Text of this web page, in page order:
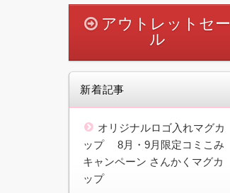
アウトレットセー
ル
新着記事
オリジナルロゴ入れマグカ
ップ 8月・9月限定コミこみ
キャンペーン さんかくマグカ
ップ